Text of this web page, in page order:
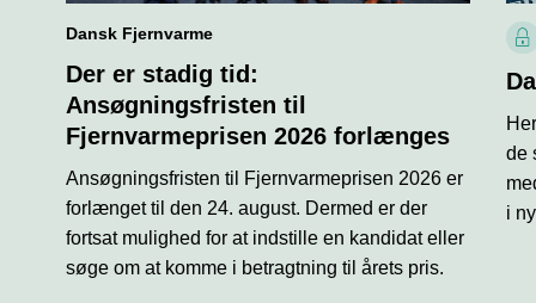
Dansk Fjernvarme
Der er stadig tid:
Ansøgningsfristen til
Fjernvarmeprisen 2026 forlænges
Ansøgningsfristen til Fjernvarmeprisen 2026 er
forlænget til den 24. august. Dermed er der
fortsat mulighed for at indstille en kandidat eller
søge om at komme i betragtning til årets pris.
L
å
i
k
de
i